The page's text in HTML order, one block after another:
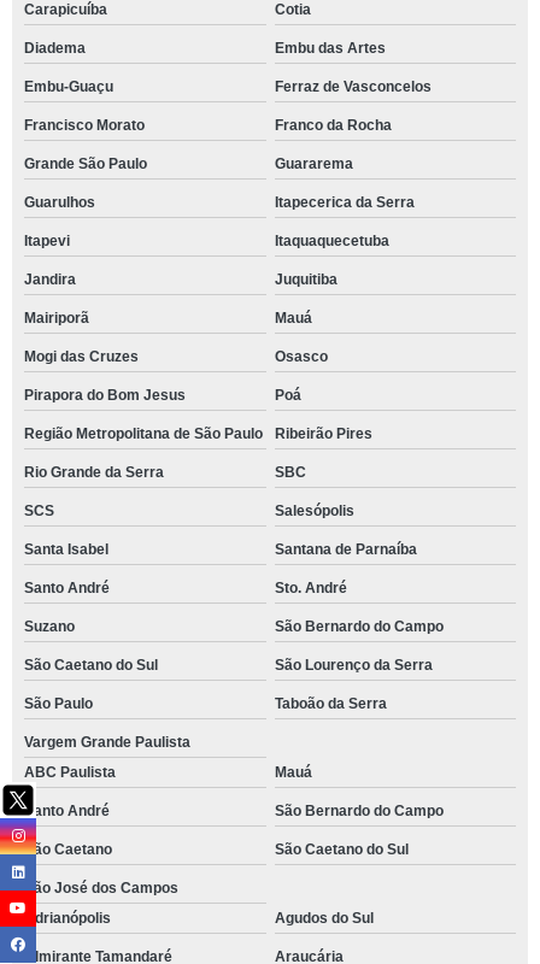
Carapicuíba Cotia
Diadema Embu das Artes
Embu-Guaçu Ferraz de Vasconcelos
Francisco Morato Franco da Rocha
Grande São Paulo Guararema
Guarulhos Itapecerica da Serra
Itapevi Itaquaquecetuba
Jandira Juquitiba
Mairiporã Mauá
Mogi das Cruzes Osasco
Pirapora do Bom Jesus Poá
Região Metropolitana de São Paulo Ribeirão Pires
Rio Grande da Serra SBC
SCS Salesópolis
Santa Isabel Santana de Parnaíba
Santo André Sto. André
Suzano São Bernardo do Campo
São Caetano do Sul São Lourenço da Serra
São Paulo Taboão da Serra
Vargem Grande Paulista
ABC Paulista
Mauá
Santo André São Bernardo do Campo
São Caetano São Caetano do Sul
São José dos Campos
Adrianópolis
Agudos do Sul
Almirante Tamandaré Araucária